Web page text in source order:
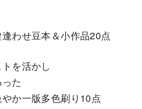
わせ豆本＆小作品20点
を活かし
た
か一版多色刷り10点